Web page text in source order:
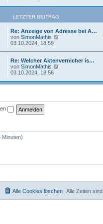
e
i
r
a
g
s
r
B
e
i
r
a
g
LETZTER BEITRAG
Re: Anzeige von Adresse bei A…
von SimonMathis
s
B
t
03.10.2024, 18:59
Re: Welcher Aktenvernicher is…
von SimonMathis
e
e
t
03.10.2024, 18:56
Minuten)
Alle Zeiten sind
Alle Cookies löschen